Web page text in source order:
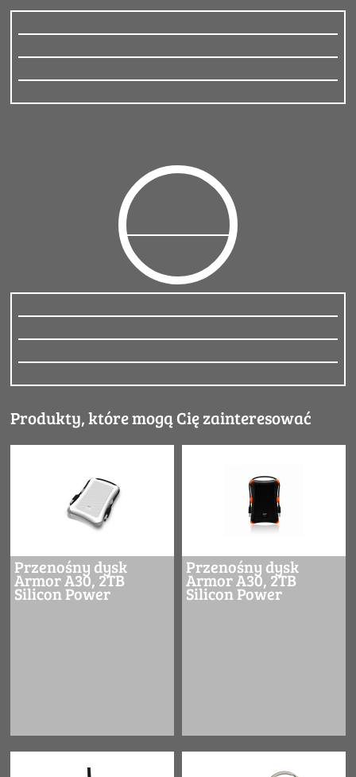
Produkty, które mogą Cię zainteresować
Przenośny dysk
Armor A30, 2TB
Silicon Power
Przenośny dysk
Armor A30, 2TB
Silicon Power